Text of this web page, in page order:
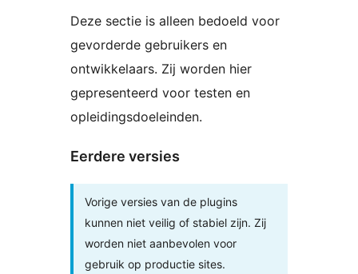
Deze sectie is alleen bedoeld voor
gevorderde gebruikers en
ontwikkelaars. Zij worden hier
gepresenteerd voor testen en
opleidingsdoeleinden.
Eerdere versies
Vorige versies van de plugins
kunnen niet veilig of stabiel zijn. Zij
worden niet aanbevolen voor
gebruik op productie sites.